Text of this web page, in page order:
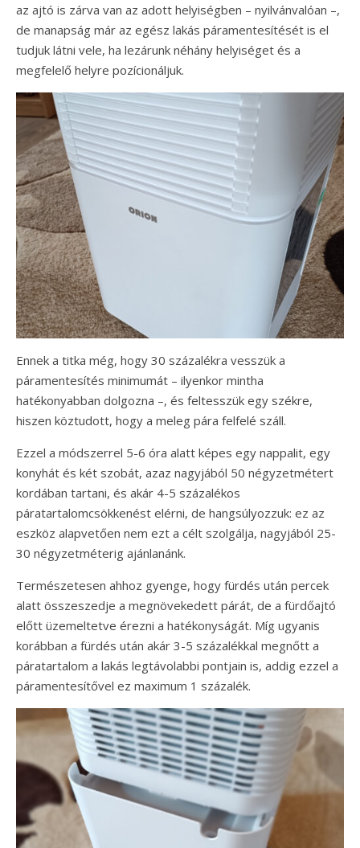
az ajtó is zárva van az adott helyiségben – nyilvánvalóan –,
de manapság már az egész lakás páramentesítését is el
tudjuk látni vele, ha lezárunk néhány helyiséget és a
megfelelő helyre pozícionáljuk.
Ennek a titka még, hogy 30 százalékra vesszük a
páramentesítés minimumát – ilyenkor mintha
hatékonyabban dolgozna –, és feltesszük egy székre,
hiszen köztudott, hogy a meleg pára felfelé száll.
Ezzel a módszerrel 5-6 óra alatt képes egy nappalit, egy
konyhát és két szobát, azaz nagyjából 50 négyzetmétert
kordában tartani, és akár 4-5 százalékos
páratartalomcsökkenést elérni, de hangsúlyozzuk: ez az
eszköz alapvetően nem ezt a célt szolgálja, nagyjából 25-
30 négyzetméterig ajánlanánk.
Természetesen ahhoz gyenge, hogy fürdés után percek
alatt összeszedje a megnövekedett párát, de a fürdőajtó
előtt üzemeltetve érezni a hatékonyságát. Míg ugyanis
korábban a fürdés után akár 3-5 százalékkal megnőtt a
páratartalom a lakás legtávolabbi pontjain is, addig ezzel a
páramentesítővel ez maximum 1 százalék.